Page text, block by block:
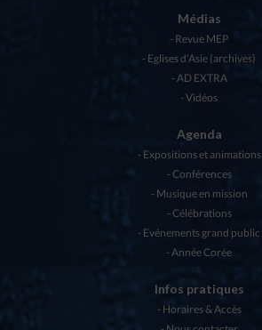
Médias
Revue MEP
Eglises d’Asie (archives)
AD EXTRA
Vidéos
Agenda
Expositions et animations
Conférences
Musique en mission
Célébrations
Evénements grand public
Année Corée
Infos pratiques
Horaires & Accès